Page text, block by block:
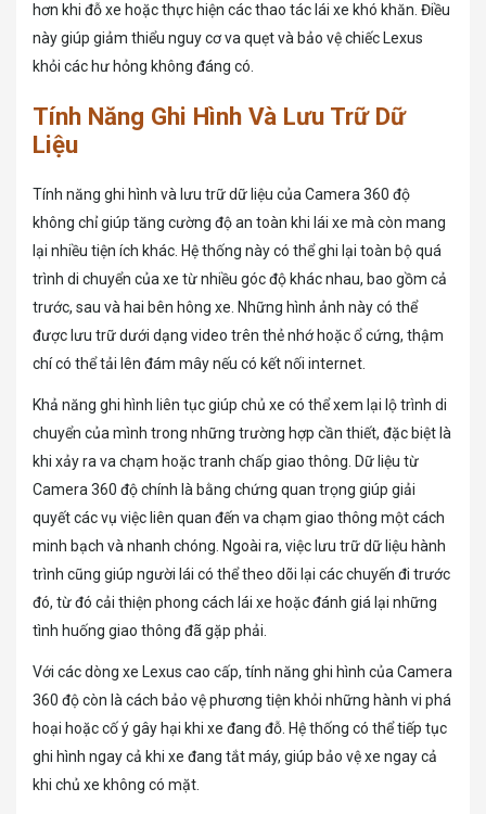
hơn khi đỗ xe hoặc thực hiện các thao tác lái xe khó khăn. Điều
này giúp giảm thiểu nguy cơ va quẹt và bảo vệ chiếc Lexus
khỏi các hư hỏng không đáng có.
Tính Năng Ghi Hình Và Lưu Trữ Dữ
Liệu
Tính năng ghi hình và lưu trữ dữ liệu của Camera 360 độ
không chỉ giúp tăng cường độ an toàn khi lái xe mà còn mang
lại nhiều tiện ích khác. Hệ thống này có thể ghi lại toàn bộ quá
trình di chuyển của xe từ nhiều góc độ khác nhau, bao gồm cả
trước, sau và hai bên hông xe. Những hình ảnh này có thể
được lưu trữ dưới dạng video trên thẻ nhớ hoặc ổ cứng, thậm
chí có thể tải lên đám mây nếu có kết nối internet.
Khả năng ghi hình liên tục giúp chủ xe có thể xem lại lộ trình di
chuyển của mình trong những trường hợp cần thiết, đặc biệt là
khi xảy ra va chạm hoặc tranh chấp giao thông. Dữ liệu từ
Camera 360 độ chính là bằng chứng quan trọng giúp giải
quyết các vụ việc liên quan đến va chạm giao thông một cách
minh bạch và nhanh chóng. Ngoài ra, việc lưu trữ dữ liệu hành
trình cũng giúp người lái có thể theo dõi lại các chuyến đi trước
đó, từ đó cải thiện phong cách lái xe hoặc đánh giá lại những
tình huống giao thông đã gặp phải.
Với các dòng xe Lexus cao cấp, tính năng ghi hình của Camera
360 độ còn là cách bảo vệ phương tiện khỏi những hành vi phá
hoại hoặc cố ý gây hại khi xe đang đỗ. Hệ thống có thể tiếp tục
ghi hình ngay cả khi xe đang tắt máy, giúp bảo vệ xe ngay cả
khi chủ xe không có mặt.